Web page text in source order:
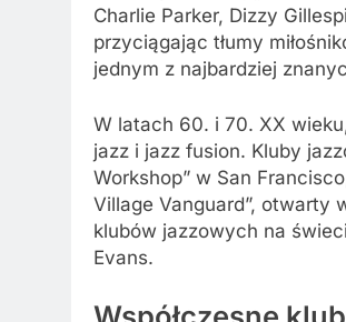
Charlie Parker, Dizzy
przyciągając tłumy
jednym z najbardziej
W latach 60. i 70. XX
jazz i jazz fusion. Kluby
Workshop” w San
Village Vanguard”, otwarty
klubów jazzowych na
Evans.